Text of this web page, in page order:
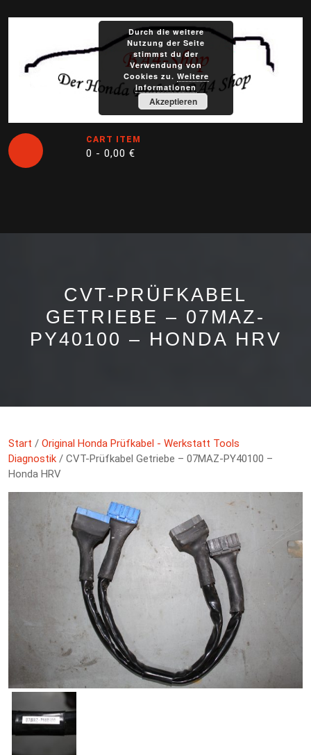
CART ITEM
0 - 0,00 €
Button
CVT-PRÜFKABEL
GETRIEBE – 07MAZ-
PY40100 – HONDA HRV
Start / Original Honda Prüfkabel - Werkstatt Tools
Diagnostik / CVT-Prüfkabel Getriebe – 07MAZ-PY40100 –
Honda HRV
Durch die weitere
Nutzung der Seite
stimmst du der
Verwendung von
Cookies zu. Weitere
Informationen
Akzeptieren